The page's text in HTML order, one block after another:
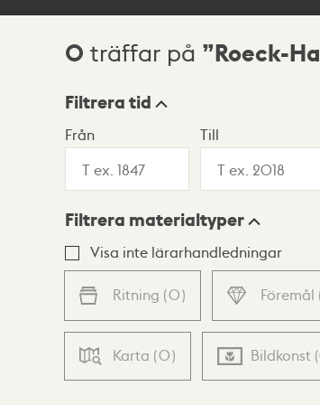
Sökresultat
0 träffar på Roeck-
Visningsläge
Lista Karta
Filtrera tid
Från Till
Filtrera materialtyper
Visa inte lärarhandledningar
Ritning (0) Föremål
Karta (0) Bildkonst (